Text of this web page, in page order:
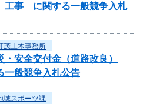
工事 に関する一般競争入札
茂土木事務所
安全交付金（道路改良）
一般競争入札公告
域スポーツ課